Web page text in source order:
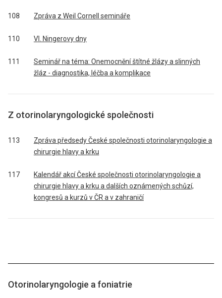
108 Zpráva z Weil Cornell semináře
110 VI. Ningerovy dny
111
Seminář na téma: Onemocnění štítné žlázy a slinných
žláz - diagnostika, léčba a komplikace
Z otorinolaryngologické společnosti
113
Zpráva předsedy České společnosti otorinolaryngologie a
chirurgie hlavy a krku
117
Kalendář akcí České společnosti otorinolaryngologie a
chirurgie hlavy a krku a dalších oznámených schůzí,
kongresů a kurzů v ČR a v zahraničí
Otorinolaryngologie a foniatrie